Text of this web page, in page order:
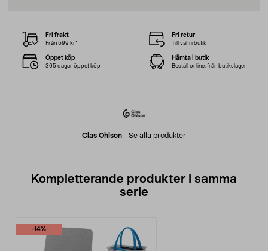
Clas Ohlson - Se alla produkter
Fri frakt
Från 599 kr*
Fri retur
Till valfri butik
Öppet köp
365 dagar öppet köp
Hämta i butik
Beställ online, från butikslager
Kompletterande produkter i samma
serie
-14%